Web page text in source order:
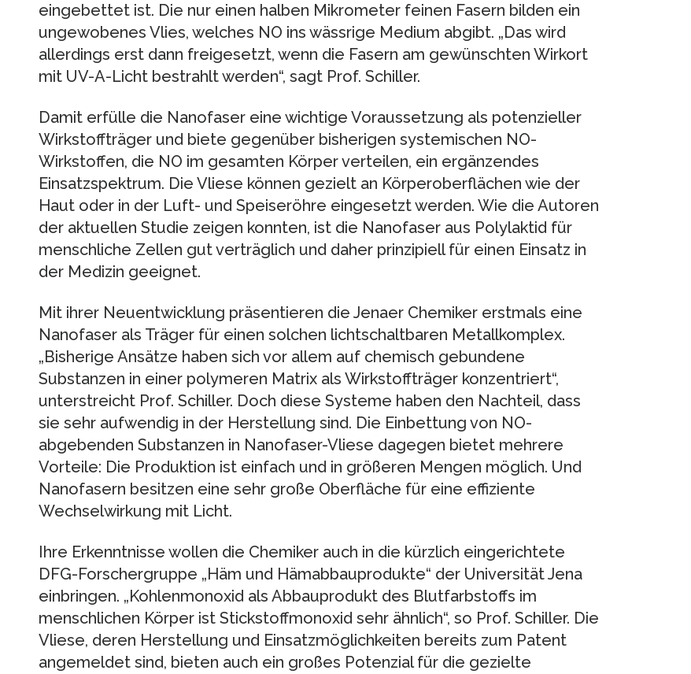
eingebettet ist. Die nur einen halben Mikrometer feinen Fasern bilden ein
ungewobenes Vlies, welches NO ins wässrige Medium abgibt. „Das wird
allerdings erst dann freigesetzt, wenn die Fasern am gewünschten Wirkort
mit UV-A-Licht bestrahlt werden“, sagt Prof. Schiller.
Damit erfülle die Nanofaser eine wichtige Voraussetzung als potenzieller
Wirkstoffträger und biete gegenüber bisherigen systemischen NO-
Wirkstoffen, die NO im gesamten Körper verteilen, ein ergänzendes
Einsatzspektrum. Die Vliese können gezielt an Körperoberflächen wie der
Haut oder in der Luft- und Speiseröhre eingesetzt werden. Wie die Autoren
der aktuellen Studie zeigen konnten, ist die Nanofaser aus Polylaktid für
menschliche Zellen gut verträglich und daher prinzipiell für einen Einsatz in
der Medizin geeignet.
Mit ihrer Neuentwicklung präsentieren die Jenaer Chemiker erstmals eine
Nanofaser als Träger für einen solchen lichtschaltbaren Metallkomplex.
„Bisherige Ansätze haben sich vor allem auf chemisch gebundene
Substanzen in einer polymeren Matrix als Wirkstoffträger konzentriert“,
unterstreicht Prof. Schiller. Doch diese Systeme haben den Nachteil, dass
sie sehr aufwendig in der Herstellung sind. Die Einbettung von NO-
abgebenden Substanzen in Nanofaser-Vliese dagegen bietet mehrere
Vorteile: Die Produktion ist einfach und in größeren Mengen möglich. Und
Nanofasern besitzen eine sehr große Oberfläche für eine effiziente
Wechselwirkung mit Licht.
Ihre Erkenntnisse wollen die Chemiker auch in die kürzlich eingerichtete
DFG-Forschergruppe „Häm und Hämabbauprodukte“ der Universität Jena
einbringen. „Kohlenmonoxid als Abbauprodukt des Blutfarbstoffs im
menschlichen Körper ist Stickstoffmonoxid sehr ähnlich“, so Prof. Schiller. Die
Vliese, deren Herstellung und Einsatzmöglichkeiten bereits zum Patent
angemeldet sind, bieten auch ein großes Potenzial für die gezielte